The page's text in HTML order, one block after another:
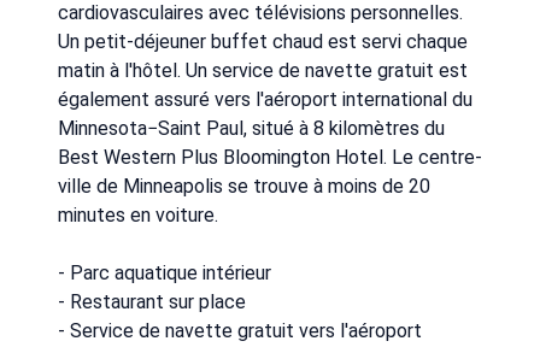
cardiovasculaires avec télévisions personnelles.
Un petit-déjeuner buffet chaud est servi chaque
matin à l'hôtel. Un service de navette gratuit est
également assuré vers l'aéroport international du
Minnesota−Saint Paul, situé à 8 kilomètres du
Best Western Plus Bloomington Hotel. Le centre-
ville de Minneapolis se trouve à moins de 20
minutes en voiture.
- Parc aquatique intérieur
- Restaurant sur place
- Service de navette gratuit vers l'aéroport